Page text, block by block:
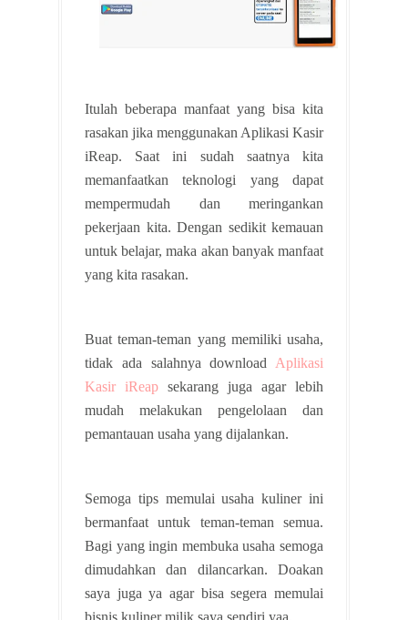
Itulah beberapa manfaat yang bisa kita
rasakan jika menggunakan Aplikasi Kasir
iReap. Saat ini sudah saatnya kita
memanfaatkan teknologi yang dapat
mempermudah dan meringankan
pekerjaan kita. Dengan sedikit kemauan
untuk belajar, maka akan banyak manfaat
yang kita rasakan.
Buat teman-teman yang memiliki usaha,
tidak ada salahnya download Aplikasi
Kasir iReap sekarang juga agar lebih
mudah melakukan pengelolaan dan
pemantauan usaha yang dijalankan.
Semoga tips memulai usaha kuliner ini
bermanfaat untuk teman-teman semua.
Bagi yang ingin membuka usaha semoga
dimudahkan dan dilancarkan. Doakan
saya juga ya agar bisa segera memulai
bisnis kuliner milik saya sendiri yaa.